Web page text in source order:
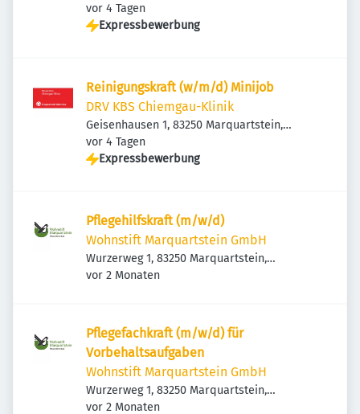
Deutschland
Veröffentlicht
vor 4 Tagen
Expressbewerbung
Reinigungskraft (w/m/d) Minijob
DRV KBS Chiemgau-Klinik
Geisenhausen 1, 83250 Marquartstein,
Deutschland
Veröffentlicht
vor 4 Tagen
Expressbewerbung
Pflegehilfskraft (m/w/d)
Wohnstift Marquartstein GmbH
Wurzerweg 1, 83250 Marquartstein,
Deutschland
Veröffentlicht:
vor 2 Monaten
Pflegefachkraft (m/w/d) für
Vorbehaltsaufgaben
Wohnstift Marquartstein GmbH
Wurzerweg 1, 83250 Marquartstein,
Deutschland
Veröffentlicht:
vor 2 Monaten